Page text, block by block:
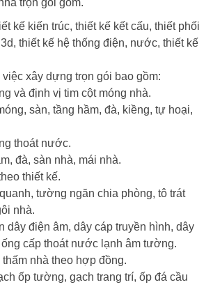
trọn gói gồm.
kế kiến trúc, thiết kế kết cấu, thiết phối
thiết kế hệ thống điện, nước, thiết kế
việc xây dựng trọn gói bao gồm:
và định vị tim cột móng nhà.
sàn, tầng hầm, đà, kiềng, tự hoại,
thoát nước.
đà, sàn nhà, mái nhà.
thiết kế.
tường ngăn chia phòng, tô trát
nhà.
dây điện âm, dây cáp truyền hình, dây
cấp thoát nước lạnh âm tường.
nhà theo hợp đồng.
ốp tường, gạch trang trí, ốp đá cầu